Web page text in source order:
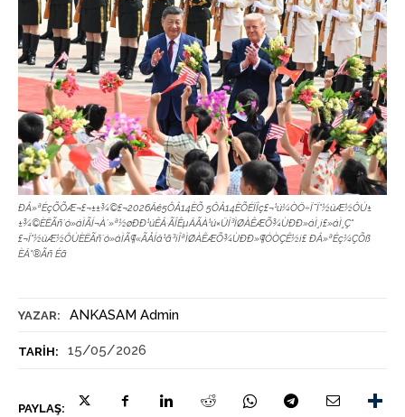
YAZAR: ANKASAM Admin
TARIH: 15/05/2026
PAYLAŞ:
ÐÂ»ªÉçÕÕÆ¬£¬±±¾©£¬2026Äê5ÔÂ14ÈÕ 5ÔÂ14ÈÕÉÏÎç£¬¹ú¼ÒÖ÷Ï¯Ï°½üÆ½ÔÚ±
±¾©ÈËÃñ´ó»áÌÃÍ¬À´»ª½øÐÐ¹úÊÂ·ÃÎÊµÄÃÀ¹ú×ÜÍ³ÌØÀÊÆÕ¾ÙÐÐ»áÌ¸¡£»áÌ¸Ç°
£¬Ï°½üÆ½ÔÚÈËÃñ´ó»áÌÃ¶«ÃÅÍâ¹ã³¡ÎªÌØÀÊÆÕ¾ÙÐÐ»¶Ó­ÒÇÊ½¡£ ÐÂ»ªÉç¼ÇÕß
ÈÄ°®Ãñ Éã